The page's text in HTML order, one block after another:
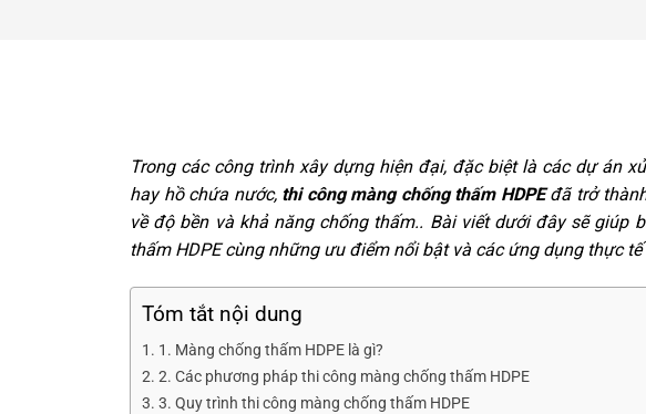
Trong các công trình xây dựng hiện đại, đặc biệt là các dự án
hay hồ chứa nước, thi công màng chống thấm HDPEđã trở
về độ bền và khả năng chống thấm.. Bài viết dưới đây sẽ giúp
thấm HDPE cùng những ưu điểm nổi bật và các ứng dụng thực
Tóm tắt nội dung
1. Màng chống thấm HDPE là gì?
2. Các phương pháp thi công màng chống thấm HDPE
3. Quy trình thi công màng chống thấm HDPE